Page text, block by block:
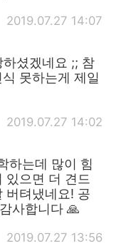
2019.07.27 14:07
셨겠네요 ;; 참
못하는게 제일
2019.07.27 14:02
하는데 많이 힘
있으면 더 견드
버텨냈네요! 공
사합니다 🙏
2019.07.27 13:56